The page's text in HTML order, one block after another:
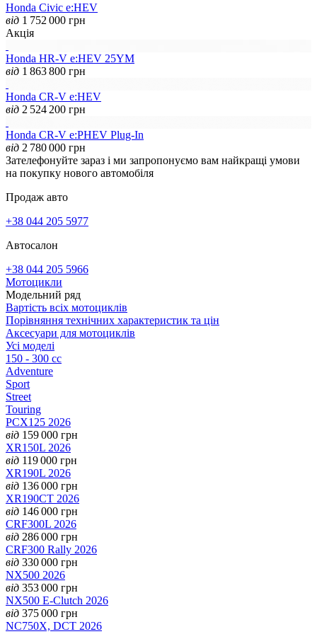
Honda Civic e:HEV
від 1 752 000 грн
Акція
Honda HR-V e:HEV 25YM
від 1 863 800 грн
Honda CR-V e:HEV
від 2 524 200 грн
Honda CR-V e:PHEV Plug-In
від 2 780 000 грн
Зателефонуйте зараз і ми запропонуємо вам найкращі умови
на покупку нового автомобіля
Продаж авто
+38 044 205 5977
Автосалон
+38 044 205 5966
Мотоцикли
Модельний ряд
Вартість всіх мотоциклів
Порівняння технічних характеристик та цін
Аксесуари для мотоциклів
Усі моделі
150 - 300 cc
Adventure
Sport
Street
Touring
PCX125 2026
від 159 000 грн
XR150L 2026
від 119 000 грн
XR190L 2026
від 136 000 грн
XR190CT 2026
від 146 000 грн
CRF300L 2026
від 286 000 грн
CRF300 Rally 2026
від 330 000 грн
NX500 2026
від 353 000 грн
NX500 E-Clutch 2026
від 375 000 грн
NC750X, DCT 2026